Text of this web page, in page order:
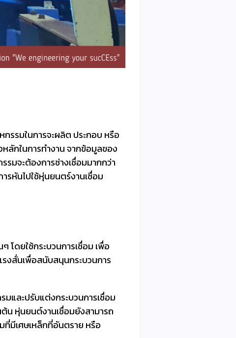
รรมในการจะผลิต ประกอบ หรือ
ลักในการทำงาน จากข้อมูลของ
มจะต้องการช่างเชื่อมมากกว่า
หันไปใช้หุ่นยนตร์งานเชื่อม
โดยใช้กระบวนการเชื่อม เพื่อ
รงสั่นเพื่อสนับสนุนกระบวนการ
และปรับแต่งกระบวนการเชื่อม
ต้น หุ่นยนต์งานเชื่อมยังสามารถ
ที่มีเศษเหล็กที่อันตราย หรือ